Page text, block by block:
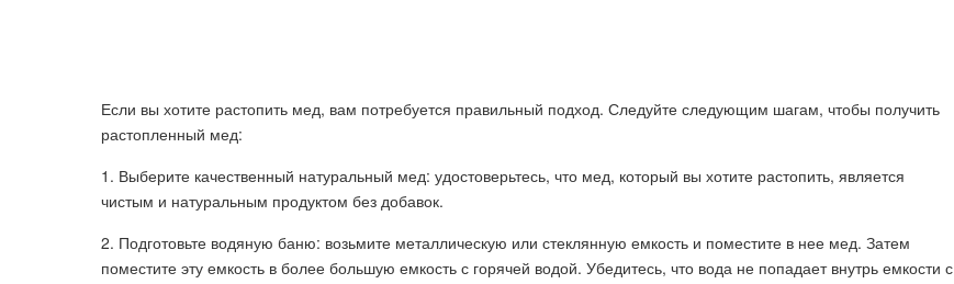
Если вы хотите растопить мед, вам потребуется правильный подход. Следуйте следующим шагам, чтобы получить
растопленный мед:
1. Выберите качественный натуральный мед: удостоверьтесь, что мед, который вы хотите растопить, является
чистым и натуральным продуктом без добавок.
2. Подготовьте водяную баню: возьмите металлическую или стеклянную емкость и поместите в нее мед. Затем
поместите эту емкость в более большую емкость с горячей водой. Убедитесь, что вода не попадает внутрь емкости с